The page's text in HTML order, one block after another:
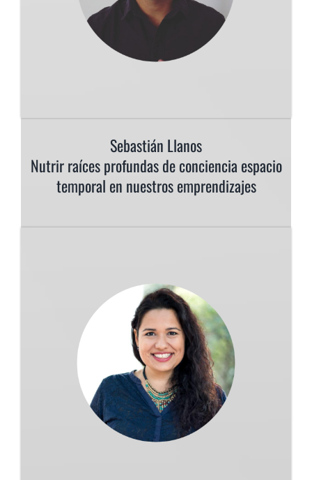
Sebastián Llanos
Nutrir raíces profundas de conciencia espacio
temporal en nuestros emprendizajes